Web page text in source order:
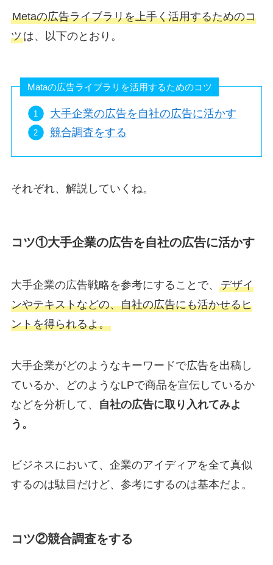
Metaの広告ライブラリを上手く活用するためのコ
ツは、以下のとおり。
Mataの広告ライブラリを活用するためのコツ
大手企業の広告を自社の広告に活かす
競合調査をする
それぞれ、解説していくね。
コツ①大手企業の広告を自社の広告に活かす
大手企業の広告戦略を参考にすることで、 デザイ
ンやテキストなどの、自社の広告にも活かせるヒ
ントを得られるよ。
大手企業がどのようなキーワードで広告を出稿し
ているか、どのようなLPで商品を宣伝しているか
などを分析して、
自社の広告に取り入れてみよ
う。
ビジネスにおいて、企業のアイディアを全て真似
するのは駄目だけど、参考にするのは基本だよ。
コツ②競合調査をする